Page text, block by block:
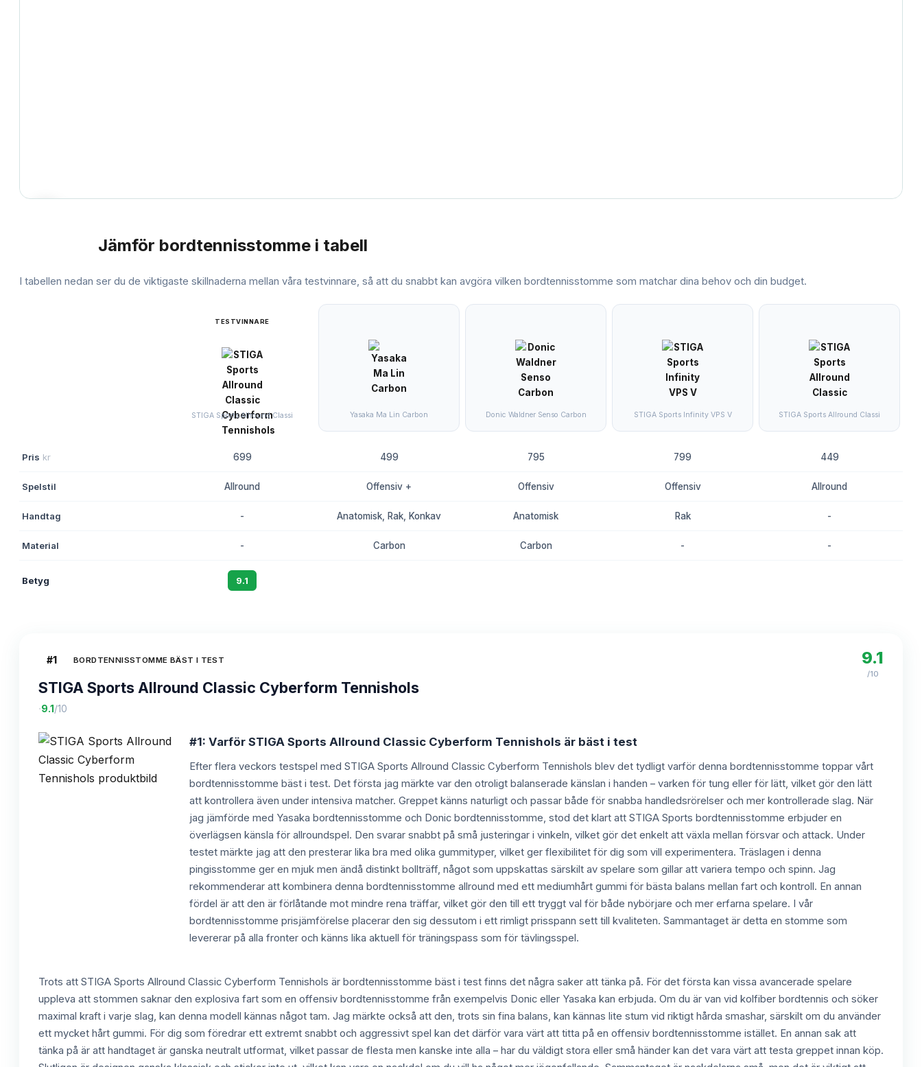
Jämför bordtennisstomme i tabell
I tabellen nedan ser du de viktigaste skillnaderna mellan våra testvinnare, så att du snabbt kan avgöra vilken bordtennisstomme som matchar dina behov och din budget.
TESTVINNARE
STIGA Sports Allround Classi Yasaka Ma Lin Carbon Donic Waldner Senso Carbon STIGA Sports Infinity VPS V STIGA Sports Allround Classi
Pris kr 699 499 795 799 449
Spelstil Allround Offensiv + Offensiv Offensiv Allround
Handtag - Anatomisk, Rak, Konkav Anatomisk Rak -
Material - Carbon Carbon - -
Betyg 9.1
#1 BORDTENNISSTOMME BÄST I TEST
STIGA Sports Allround Classic Cyberform Tennishols
·9.1 /10
9.1
/10
#1: Varför STIGA Sports Allround Classic Cyberform Tennishols är bäst i test
Efter flera veckors testspel med STIGA Sports Allround Classic Cyberform Tennishols blev det tydligt varför denna bordtennisstomme toppar vårt
bordtennisstomme bäst i test. Det första jag märkte var den otroligt balanserade känslan i handen – varken för tung eller för lätt, vilket gör den lätt
att kontrollera även under intensiva matcher. Greppet känns naturligt och passar både för snabba handledsrörelser och mer kontrollerade slag. När
jag jämförde med Yasaka bordtennisstomme och Donic bordtennisstomme, stod det klart att STIGA Sports bordtennisstomme erbjuder en
överlägsen känsla för allroundspel. Den svarar snabbt på små justeringar i vinkeln, vilket gör det enkelt att växla mellan försvar och attack. Under
testet märkte jag att den presterar lika bra med olika gummityper, vilket ger flexibilitet för dig som vill experimentera. Träslagen i denna
pingisstomme ger en mjuk men ändå distinkt bollträff, något som uppskattas särskilt av spelare som gillar att variera tempo och spinn. Jag
rekommenderar att kombinera denna bordtennisstomme allround med ett mediumhårt gummi för bästa balans mellan fart och kontroll. En annan
fördel är att den är förlåtande mot mindre rena träffar, vilket gör den till ett tryggt val för både nybörjare och mer erfarna spelare. I vår
bordtennisstomme prisjämförelse placerar den sig dessutom i ett rimligt prisspann sett till kvaliteten. Sammantaget är detta en stomme som
levererar på alla fronter och känns lika aktuell för träningspass som för tävlingsspel.
Trots att STIGA Sports Allround Classic Cyberform Tennishols är bordtennisstomme bäst i test finns det några saker att tänka på. För det första kan vissa avancerade spelare
uppleva att stommen saknar den explosiva fart som en offensiv bordtennisstomme från exempelvis Donic eller Yasaka kan erbjuda. Om du är van vid kolfiber bordtennis och söker
maximal kraft i varje slag, kan denna modell kännas något tam. Jag märkte också att den, trots sin fina balans, kan kännas lite stum vid riktigt hårda smashar, särskilt om du använder
ett mycket hårt gummi. För dig som föredrar ett extremt snabbt och aggressivt spel kan det därför vara värt att titta på en offensiv bordtennisstomme istället. En annan sak att
tänka på är att handtaget är ganska neutralt utformat, vilket passar de flesta men kanske inte alla – har du väldigt stora eller små händer kan det vara värt att testa greppet innan köp.